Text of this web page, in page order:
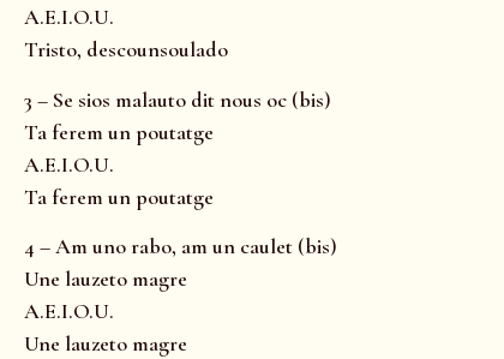
A.E.I.O.U.
Tristo, descounsoulado
3 – Se sios malauto dit nous oc (bis)
Ta ferem un poutatge
A.E.I.O.U.
Ta ferem un poutatge
4 – Am uno rabo, am un caulet (bis)
Une lauzeto magre
A.E.I.O.U.
Une lauzeto magre